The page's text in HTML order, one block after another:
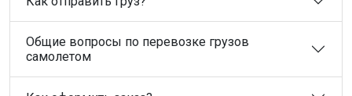
Общие вопросы по перевозке грузов
самолетом